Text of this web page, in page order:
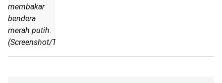
membakar
bendera
merah putih.
(Screenshot/TikTok)